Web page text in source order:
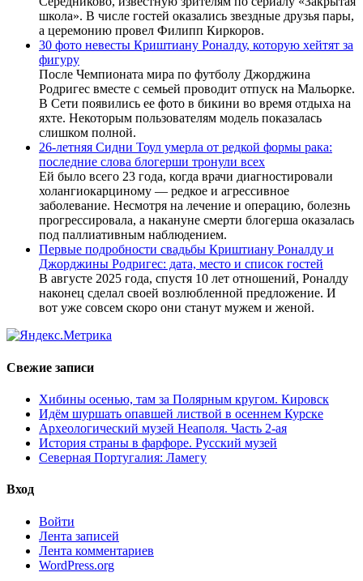
школа». В числе гостей оказались звездные друзья пары,
а церемонию провел Филипп Киркоров.
30 фото невесты Криштиану Роналду, которую хейтят за
фигуру
После Чемпионата мира по футболу Джорджина
Родригес вместе с семьей проводит отпуск на Мальорке.
В Сети появились ее фото в бикини во время отдыха на
яхте. Некоторым пользователям модель показалась
слишком полной.
26-летняя Сидни Тоул умерла от редкой формы рака:
последние слова блогерши тронули всех
Ей было всего 23 года, когда врачи диагностировали
холангиокарциному — редкое и агрессивное
заболевание. Несмотря на лечение и операцию, болезнь
прогрессировала, а накануне смерти блогерша оказалась
под паллиативным наблюдением.
Первые подробности свадьбы Криштиану Роналду и
Джорджины Родригес: дата, место и список гостей
В августе 2025 года, спустя 10 лет отношений, Роналду
наконец сделал своей возлюбленной предложение. И
вот уже совсем скоро они станут мужем и женой.
Свежие записи
Хибины осенью, там за Полярным кругом. Кировск
Идём шуршать опавшей листвой в осеннем Курске
Археологический музей Неаполя. Часть 2-ая
История страны в фарфоре. Русский музей
Северная Португалия: Ламегу
Вход
Войти
Лента записей
Лента комментариев
WordPress.org